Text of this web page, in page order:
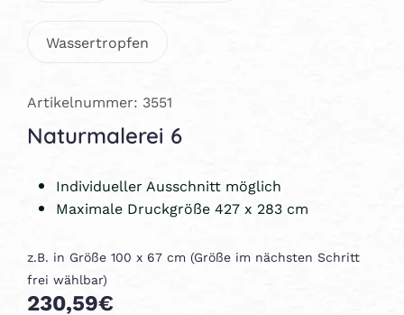
Wassertropfen
Artikelnummer: 3551
Naturmalerei 6
Individueller Ausschnitt möglich
Maximale Druckgröße 427 x 283 cm
z.B. in Größe 100 x 67 cm (Größe im nächsten Schritt
frei wählbar)
230,59€